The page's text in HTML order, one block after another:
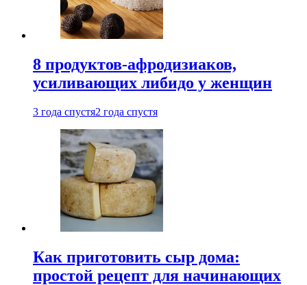
8 продуктов-афродизиаков,
усиливающих либидо у женщин
3 года спустя2 года спустя
Как приготовить сыр дома:
простой рецепт для начинающих